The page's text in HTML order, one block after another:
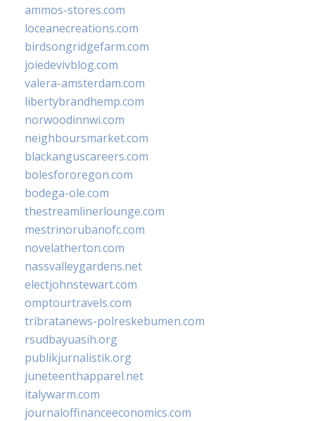
ammos-stores.com
loceanecreations.com
birdsongridgefarm.com
joiedevivblog.com
valera-amsterdam.com
libertybrandhemp.com
norwoodinnwi.com
neighboursmarket.com
blackanguscareers.com
bolesfororegon.com
bodega-ole.com
thestreamlinerlounge.com
mestrinorubanofc.com
novelatherton.com
nassvalleygardens.net
electjohnstewart.com
omptourtravels.com
tribratanews-polreskebumen.com
rsudbayuasih.org
publikjurnalistik.org
juneteenthapparel.net
italywarm.com
journaloffinanceeconomics.com